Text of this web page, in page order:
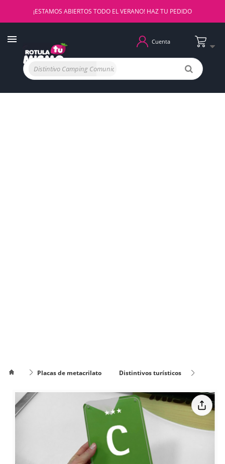
¡ESTAMOS ABIERTOS TODO EL VERANO! HAZ TU PEDIDO
Cuenta
Placas de metacrilato
Distintivos turísticos
Cómo
Cómo cambiar
de color el texto